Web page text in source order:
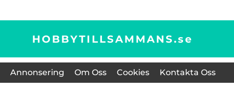
HOBBYTILLSAMMANS.se
Annonsering Om Oss Cookies Kontakta Oss